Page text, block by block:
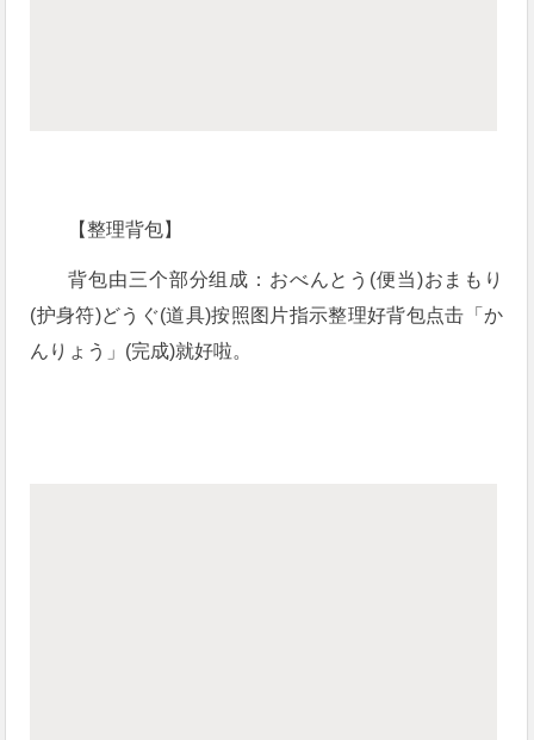
【整理背包】
背包由三个部分组成：おべんとう(便当)おまもり
(护身符)どうぐ(道具)按照图片指示整理好背包点击「か
んりょう」(完成)就好啦。